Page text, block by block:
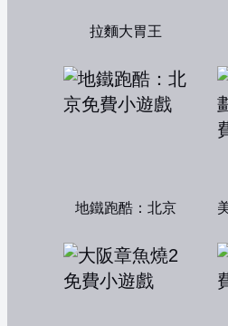
拉麵大胃王
地鐵跑酷：北京